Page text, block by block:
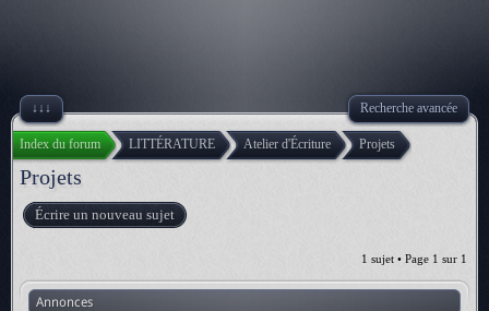
↓↓↓ Recherche avancée
Index du forum LITTÉRATURE Atelier d'Écriture Projets
Projets
Écrire un nouveau sujet
1 sujet • Page 1 sur 1
Annonces